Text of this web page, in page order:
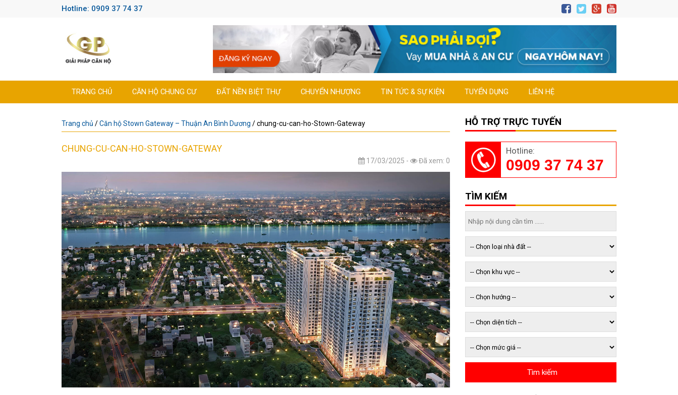
Hotline: 0909 37 74 37
TRANG CHỦ CĂN HỘ CHUNG CƯ ĐẤT NỀN BIỆT THỰ CHUYỂN NHƯỢNG TIN TỨC & SỰ KIỆN TUYỂN DỤNG LIÊN HỆ
Trang chủ /Căn hộ Stown Gateway – Thuận An Bình Dương /chung-cu-can-ho-Stown-Gateway
CHUNG-CU-CAN-HO-STOWN-GATEWAY
17/03/2025 - Đã xem: 0
HỖ TRỢ TRỰC TUYẾN
Hotline:
0909 37 74 37
TÌM KIẾM